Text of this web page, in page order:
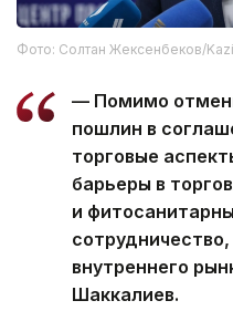
Фото: Солтан Жексенбеков/
— Помимо
пошлин в
торговые
барьеры в
и
внутреннего
Шаккалиев.